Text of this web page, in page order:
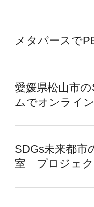
メタバースで
愛媛県松山市
ムでオンライン
SDGs未来都市
室」プロジェク